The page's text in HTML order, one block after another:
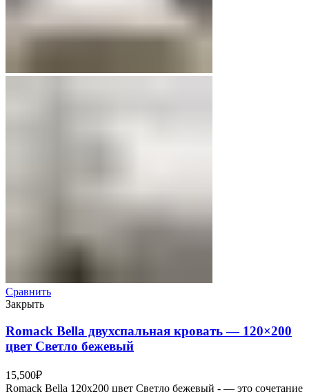
Сравнить
Закрыть
Romack Bella двухспальная кровать — 120×200
цвет Светло бежевый
15,500₽
Romack Bella 120x200 цвет Светло бежевый - — это сочетание